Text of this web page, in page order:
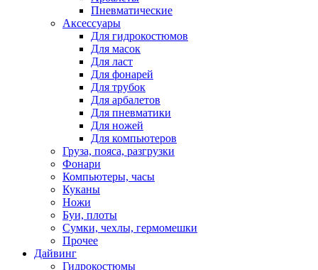
Пневматические
Аксессуары
Для гидрокостюмов
Для масок
Для ласт
Для фонарей
Для трубок
Для арбалетов
Для пневматики
Для ножей
Для компьютеров
Груза, пояса, разгрузки
Фонари
Компьютеры, часы
Куканы
Ножи
Буи, плоты
Сумки, чехлы, гермомешки
Прочее
Дайвинг
Гидрокостюмы